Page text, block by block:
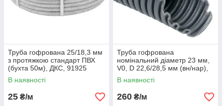
Труба гофрована 25/18,3 мм
з протяжкою стандарт ПВХ
(бухта 50м), ДКС, 91925
В наявності
25 ₴/м
Труба гофрована
номінальний діаметр 23 мм,
V0, D 22,6/28,5 мм (вн/нар),
поліамід 6, колір темно-сірий,
без
В наявності
260 ₴/м